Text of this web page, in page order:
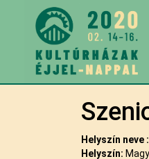
Helyszín neve :
Helyszín: